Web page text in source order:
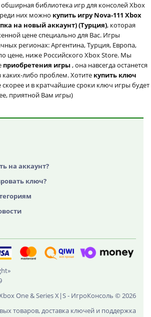
библиотека игр для консолей Xbox
них можно купить игру Nova-111 Xbox
на новый аккаунт) (Турция), которая
цене специально для Вас. Игры
регионах: Аргентина, Турция, Европа,
цене, ниже Российского Xbox Store. Мы
приобретения игры , она навсегда останется
либо проблем. Хотите купить ключ
скорее и в кратчайшие сроки ключ игры будет
приятной Вам игры)
на аккаунт?
ключ?
One & Series X|S - ИгроКонсоль © 2026
товаров, доставка ключей и поддержка